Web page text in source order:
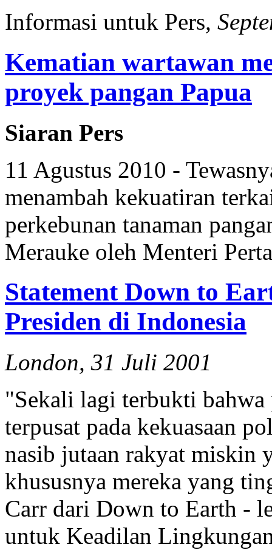
Informasi untuk Pers,
Kematian wartawan
proyek pangan Papua
Siaran Pers
11 Agustus 2010 -
menambah kekuatiran
perkebunan tanaman
Merauke oleh Menteri
Statement Down to
Presiden di Indonesia
London, 31 Juli 2001
"Sekali lagi terbukti
terpusat pada kekuasaan
nasib jutaan rakyat miskin
khususnya mereka yang
Carr dari Down to Earth -
untuk Keadilan